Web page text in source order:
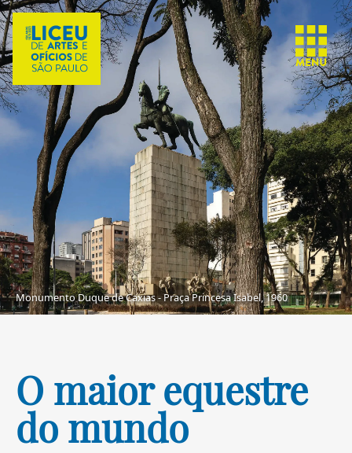
Monumento Duque de Caxias - Praça Princesa Isabel, 1960
O maior equestre
do mundo